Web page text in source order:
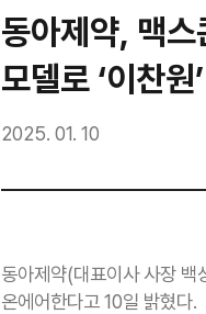
동아제약, 맥
모델로 ‘이찬원
2025. 01. 10
동아제약(대표이사 사장
온에어한다고 10일 밝혔다.